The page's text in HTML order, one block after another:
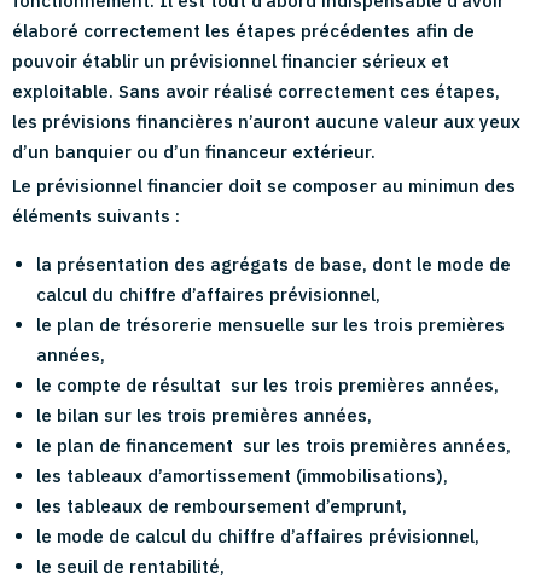
élaboré correctement les étapes précédentes afin de
pouvoir établir un prévisionnel financier sérieux et
exploitable. Sans avoir réalisé correctement ces étapes,
les prévisions financières n’auront aucune valeur aux yeux
d’un banquier ou d’un financeur extérieur.
Le prévisionnel financier doit se composer au minimun des
éléments suivants :
la présentation des agrégats de base, dont le mode de
calcul du chiffre d’affaires prévisionnel,
le plan de trésorerie mensuelle sur les trois premières
années,
le compte de résultat sur les trois premières années,
le bilan sur les trois premières années,
le plan de financement sur les trois premières années,
les tableaux d’amortissement (immobilisations),
les tableaux de remboursement d’emprunt,
le mode de calcul du chiffre d’affaires prévisionnel,
le seuil de rentabilité,